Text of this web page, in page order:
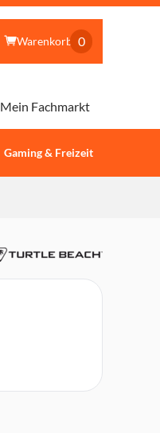
Warenkorb 0
Gaming & Freizeit
Mein Fachmarkt